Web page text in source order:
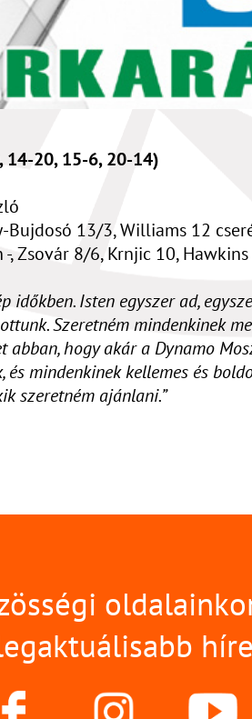
14-20, 15-6, 20-14)
13/3, Williams 12
, Zsovár 8/6, Krnjic 10,
időkben. Isten egyszer ad,
Szeretném mindenkinek
hogy akár a Dynamo
mindenkinek kellemes és
szeretném ajánlani.”